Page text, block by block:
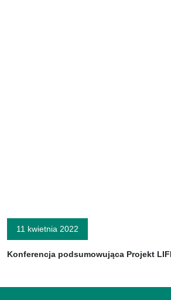
11 kwietnia 2022
Konferencja podsumowująca Projekt